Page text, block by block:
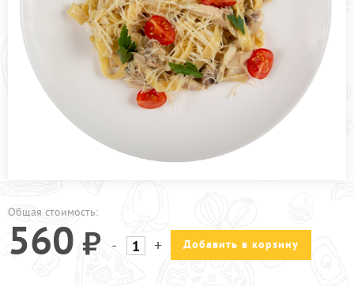
ПРОЧЕЕ
КАФЕ ЗЕЛЕНОГРАД
КАФЕ БРЁХОВО
АКЦИИ
Общая стоимость:
560 - + Добавить в корзину